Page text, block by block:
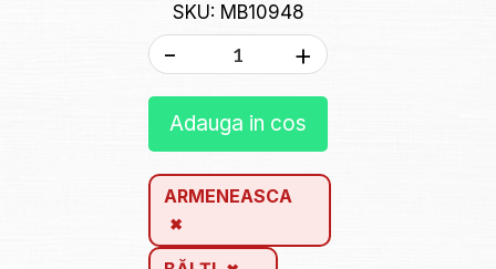
SKU: MB10948
- +
Adauga in cos
ARMENEASCA